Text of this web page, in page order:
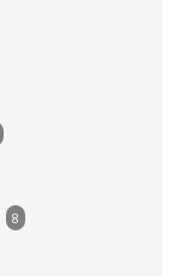
8